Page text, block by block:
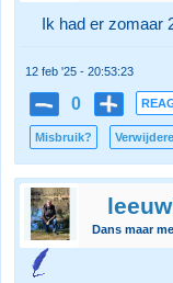
Ik had er zomaar
12 feb '25 - 20:53:23
0
Misbruik?
Dans maar